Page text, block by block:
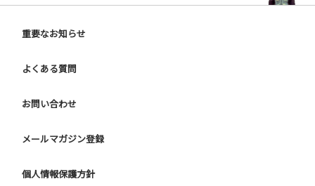
重要なお知らせ
よくある質問
お問い合わせ
メールマガジン登録
個人情報保護方針